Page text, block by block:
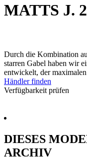
MATTS J.
Durch die Kombination
starren Gabel haben wir
entwickelt, der
Händler finden
Verfügbarkeit prüfen
DIESES
ARCHIV